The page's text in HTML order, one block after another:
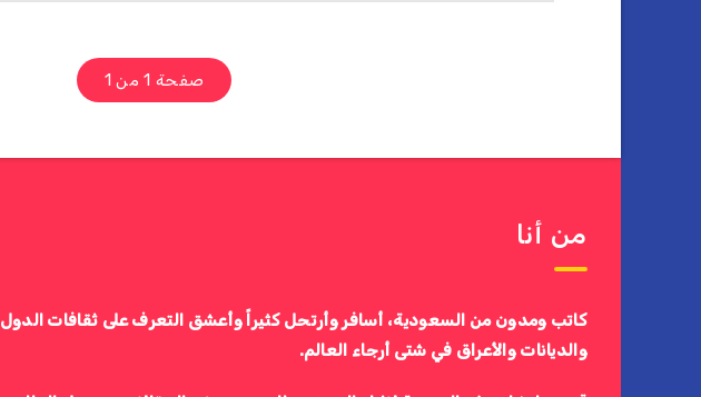
صفحة 1 من 1
من أنا
كاتب ومدون من السعودية، أسافر وأرتحل كثيراً وأعشق التعرف على ثقافات الدول
والديانات والأعراق في شتى أرجاء العالم.